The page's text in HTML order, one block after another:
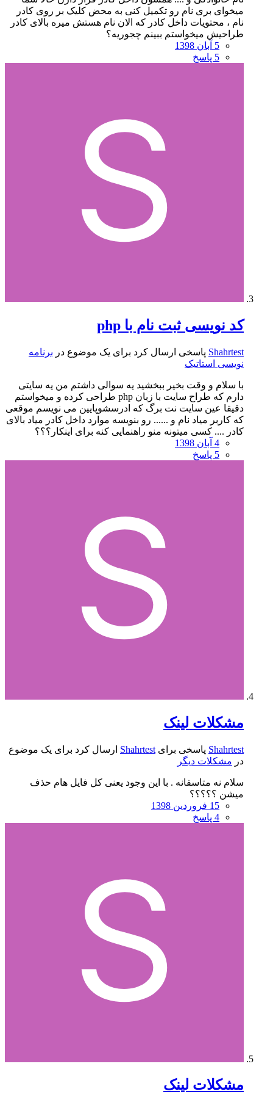
میخوای بری نام رو تکمیل کنی به محض کلیک بر روی کادر
نام ، محتویات داخل کادر که الان نام هستش میره بالای کادر
طراحیش میخواستم ببینم چجوریه؟
5 آبان 1398
5 پاسخ
کد نویسی ثبت نام با php
Shahrtest پاسخی ارسال کرد برای یک موضوع در برنامه
نویسی استاتیک
با سلام و وقت بخیر ببخشید یه سوالی داشتم من یه سایتی
دارم که طراح سایت با زبان php طراحی کرده و میخواستم
دقیقا عین سایت نت برگ که ادرسشوپایین می نویسم موقعی
که کاربر میاد نام و ...... رو بنویسه موارد داخل کادر میاد بالای
کادر .... کسی میتونه منو راهنمایی کنه برای اینکار؟؟؟
4 آبان 1398
5 پاسخ
مشکلات لینک
Shahrtest پاسخی برای Shahrtest ارسال کرد برای یک موضوع
در مشکلات دیگر
سلام نه متاسفانه . با این وجود یعنی کل فایل هام حذف
میشن ؟؟؟؟؟
15 فروردین 1398
4 پاسخ
مشکلات لینک